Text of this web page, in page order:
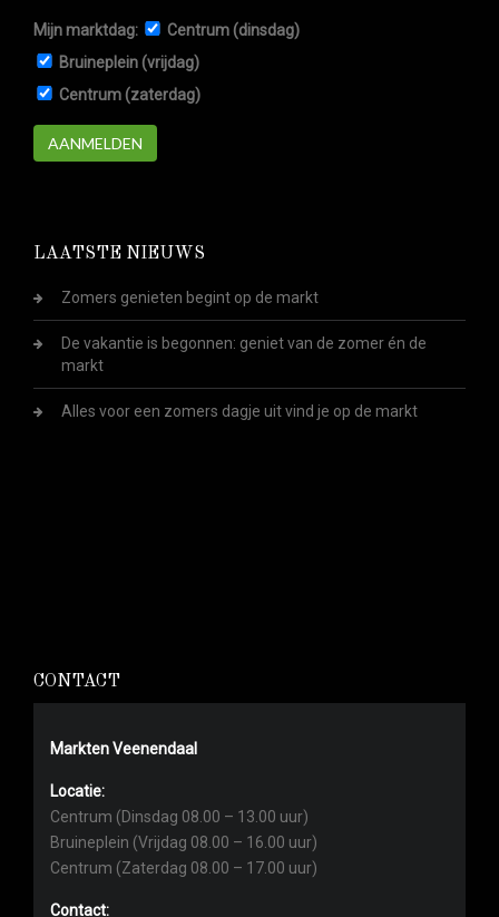
Mijn marktdag:
Centrum (dinsdag)
Bruineplein (vrijdag)
Centrum (zaterdag)
AANMELDEN
LAATSTE NIEUWS
Zomers genieten begint op de markt
De vakantie is begonnen: geniet van de zomer én de
markt
Alles voor een zomers dagje uit vind je op de markt
CONTACT
Markten Veenendaal
Locatie:
Centrum (Dinsdag 08.00 – 13.00 uur)
Bruineplein (Vrijdag 08.00 – 16.00 uur)
Centrum (Zaterdag 08.00 – 17.00 uur)
Contact: